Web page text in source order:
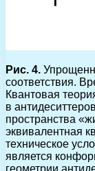
Рис. 4.
соответствия.
Квантовая
в
пространства
эквивалентная
техническое
является
геометрии